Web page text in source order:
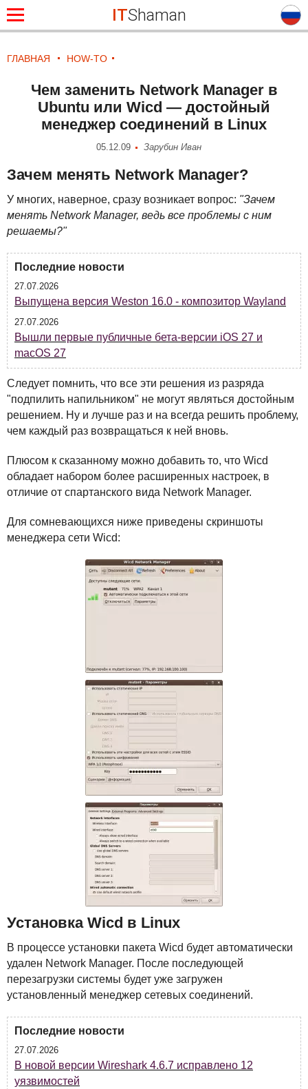
ITShaman
ГЛАВНАЯ HOW-TO
Чем заменить Network Manager в
Ubuntu или Wicd — достойный
менеджер соединений в Linux
05.12.09 Зарубин Иван
Зачем менять Network Manager?
У многих, наверное, сразу возникает вопрос: "Зачем
менять Network Manager, ведь все проблемы с ним
решаемы?"
Последние новости
27.07.2026
Выпущена версия Weston 16.0 - композитор Wayland
27.07.2026
Вышли первые публичные бета-версии iOS 27 и
macOS 27
Следует помнить, что все эти решения из разряда
"подпилить напильником" не могут являться достойным
решением. Ну и лучше раз и на всегда решить проблему,
чем каждый раз возвращаться к ней вновь.
Плюсом к сказанному можно добавить то, что Wicd
обладает набором более расширенных настроек, в
отличие от спартанского вида Network Manager.
Для сомневающихся ниже приведены скриншоты
менеджера сети Wicd:
Установка Wicd в Linux
В процессе установки пакета Wicd будет автоматически
удален Network Manager. После последующей
перезагрузки системы будет уже загружен
установленный менеджер сетевых соединений.
Последние новости
27.07.2026
В новой версии Wireshark 4.6.7 исправлено 12
уязвимостей